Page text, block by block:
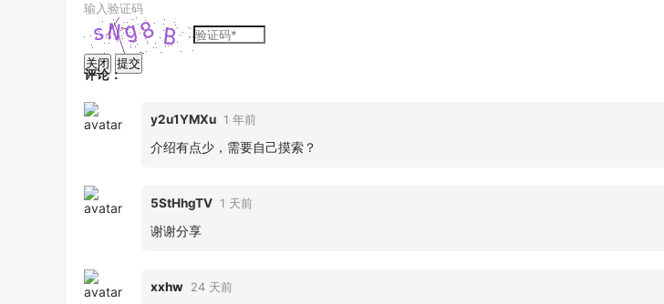
输入验证码
关闭 提交
评论：
y2u1YMXu 1 年前
介绍有点少，需要自己摸索？
5StHhgTV 1 天前
谢谢分享
xxhw 24 天前